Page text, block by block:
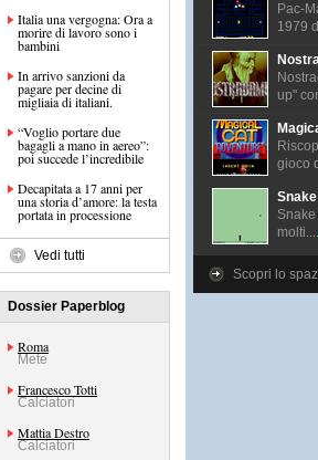
Italia una vergogna: Ora a
morire di lavoro sono i
bambini
In arrivo sanzioni da
pagare per decine di
migliaia di italiani.
“Voglio portare due
bagagli a mano in aereo”:
poi succede l’incredibile
Decapitata a 17 anni per
una storia d’amore: la testa
portata in processione
Vedi tutti
Dossier Paperblog
Roma
Mete
Francesco Totti
Calciatori
Mattia Destro
Calciatori
Pac-
1979
up"
gioco
Snake
Scopri lo